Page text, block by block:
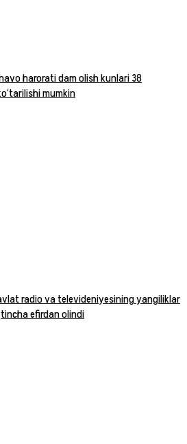
harorati dam olish kunlari 38
mumkin
radio va televideniyesining yangiliklar
efirdan olindi